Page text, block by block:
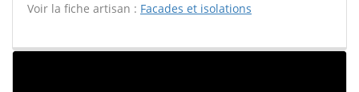
Voir la fiche artisan : Facades et isolations